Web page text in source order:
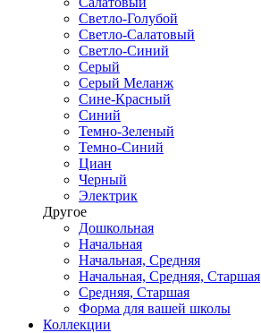
Светло-Голубой
Светло-Салатовый
Светло-Синий
Серый
Серый Меланж
Сине-Красный
Синий
Темно-Зеленый
Темно-Синий
Циан
Черный
Электрик
Другое
Дошкольная
Начальная
Начальная, Средняя
Начальная, Средняя, Старшая
Средняя, Старшая
Форма для вашей школы
Коллекции